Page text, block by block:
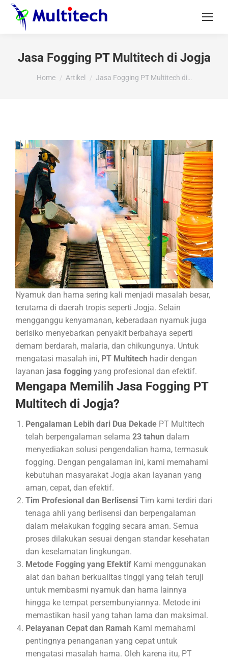
Jasa Fogging PT Multitech di Jogja
You are here:
Home Artikel Jasa Fogging PT Multitech di…
Nyamuk dan hama sering kali menjadi masalah besar,
terutama di daerah tropis seperti Jogja. Selain
mengganggu kenyamanan, keberadaan nyamuk juga
berisiko menyebarkan penyakit berbahaya seperti
demam berdarah, malaria, dan chikungunya. Untuk
mengatasi masalah ini, PT Multitech hadir dengan
layanan jasa fogging yang profesional dan efektif.
Mengapa Memilih Jasa Fogging PT
Multitech di Jogja?
Pengalaman Lebih dari Dua Dekade PT Multitech
telah berpengalaman selama 23 tahun dalam
menyediakan solusi pengendalian hama, termasuk
fogging. Dengan pengalaman ini, kami memahami
kebutuhan masyarakat Jogja akan layanan yang
aman, cepat, dan efektif.
Tim Profesional dan Berlisensi Tim kami terdiri dari
tenaga ahli yang berlisensi dan berpengalaman
dalam melakukan fogging secara aman. Semua
proses dilakukan sesuai dengan standar kesehatan
dan keselamatan lingkungan.
Metode Fogging yang Efektif Kami menggunakan
alat dan bahan berkualitas tinggi yang telah teruji
untuk membasmi nyamuk dan hama lainnya
hingga ke tempat persembunyiannya. Metode ini
memastikan hasil yang tahan lama dan maksimal.
Pelayanan Cepat dan Ramah Kami memahami
pentingnya penanganan yang cepat untuk
mengatasi masalah hama. Oleh karena itu, PT